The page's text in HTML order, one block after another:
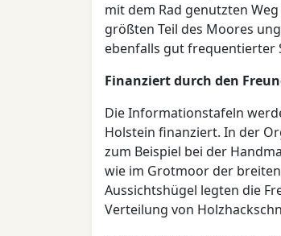
mit dem Rad genutzten
größten Teil des Moores
ebenfalls gut frequentierter
Finanziert durch den
Die Informationstafeln
Holstein finanziert. In der
zum Beispiel bei der
wie im Grotmoor der
Aussichtshügel legten die
Verteilung von